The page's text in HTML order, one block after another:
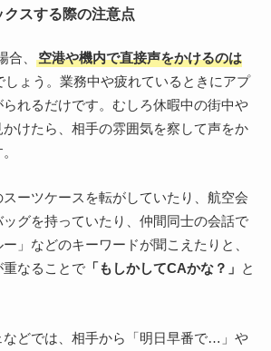
スする際の注意点
、
空港や機内で直接声をかけるのは
しょう。業務中や疲れているときにアプ
れるだけです。むしろ休暇中の街中や
けたら、相手の雰囲気を察して声をか
ーツケースを転がしていたり、航空会
グを持っていたり、仲間同士の会話で
ー」などのキーワードが聞こえたりと、
なることで「もしかしてCAかな？」 と
などでは、相手から「明日早番で…」や